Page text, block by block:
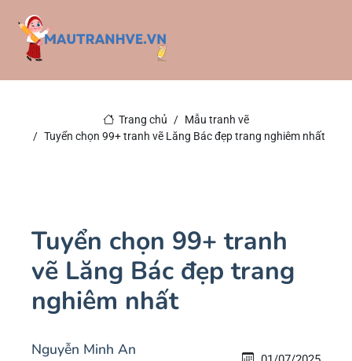
Trang chủ
Mẫu tranh vẽ
Tuyển chọn 99+ tranh vẽ Lăng Bác đẹp trang nghiêm nhất
Tuyển chọn 99+ tranh
vẽ Lăng Bác đẹp trang
nghiêm nhất
Nguyễn Minh An